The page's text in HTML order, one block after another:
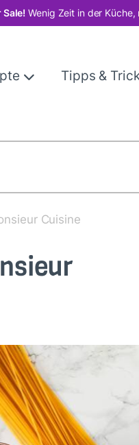
Wenig Zeit in der
Tipps &
Cuisine